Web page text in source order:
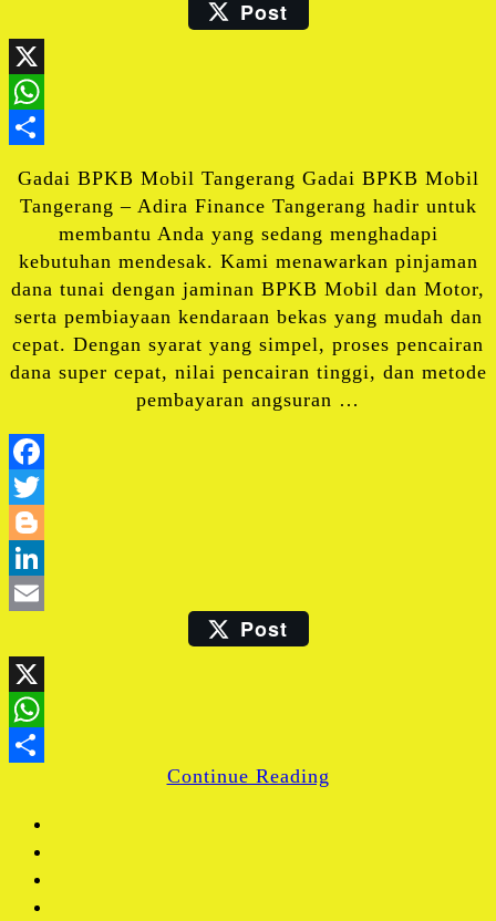
Email Post
Gadai BPKB Mobil Tangerang Gadai BPKB Mobil
Tangerang – Adira Finance Tangerang hadir untuk
membantu Anda yang sedang menghadapi
kebutuhan mendesak. Kami menawarkan pinjaman
dana tunai dengan jaminan BPKB Mobil dan Motor,
serta pembiayaan kendaraan bekas yang mudah dan
cepat. Dengan syarat yang simpel, proses pencairan
dana super cepat, nilai pencairan tinggi, dan metode
pembayaran angsuran …
Email Post
Share
Continue Reading